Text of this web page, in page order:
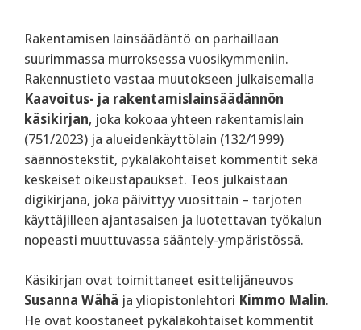
Rakentamisen lainsäädäntö on parhaillaan
suurimmassa murroksessa vuosikymmeniin.
Rakennustieto vastaa muutokseen julkaisemalla
Kaavoitus- ja rakentamislainsäädännön
käsikirjan, joka kokoaa yhteen rakentamislain
(751/2023) ja alueidenkäyttölain (132/1999)
säännöstekstit, pykäläkohtaiset kommentit sekä
keskeiset oikeustapaukset. Teos julkaistaan
digikirjana, joka päivittyy vuosittain – tarjoten
käyttäjilleen ajantasaisen ja luotettavan työkalun
nopeasti muuttuvassa sääntely-ympäristössä.
Käsikirjan ovat toimittaneet esittelijäneuvos
Susanna Wähä ja yliopistonlehtori Kimmo Malin.
He ovat koostaneet pykäläkohtaiset kommentit